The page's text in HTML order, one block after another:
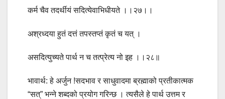
कर्म चैव तदर्थीयं सदित्येवाभिधीयते ।।२७।।
अश्रध्दया हुतं दत्तं तपस्तप्तं कृतं च यत् ।
असदित्युच्यते पार्थ न च तत्प्रेत्य नो इह ।।२८॥
भावार्थ: हे अर्जुन !सदभाव र साधुवादमा ब्रह्माको प्रतीकात्मक
“सत्” भन्ने शब्दको प्रयोग गरिन्छ । त्यसैले हे पार्थ उत्तम र